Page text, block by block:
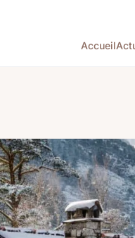
Accueil